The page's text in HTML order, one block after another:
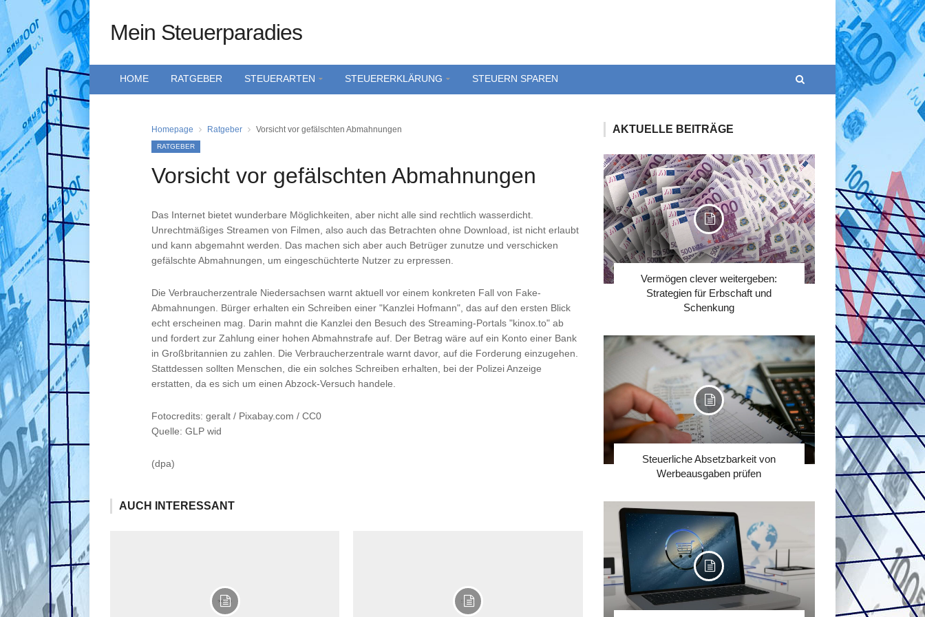
Mein Steuerparadies
HOME RATGEBER STEUERARTEN STEUERERKLÄRUNG STEUERN SPAREN
Homepage Ratgeber Vorsicht vor gefälschten Abmahnungen
RATGEBER
Vorsicht vor gefälschten Abmahnungen
Das Internet bietet wunderbare Möglichkeiten, aber nicht alle sind rechtlich wasserdicht.
Unrechtmäßiges Streamen von Filmen, also auch das Betrachten ohne Download, ist nicht erlaubt
und kann abgemahnt werden. Das machen sich aber auch Betrüger zunutze und verschicken
gefälschte Abmahnungen, um eingeschüchterte Nutzer zu erpressen.
Die Verbraucherzentrale Niedersachsen warnt aktuell vor einem konkreten Fall von Fake-
Abmahnungen. Bürger erhalten ein Schreiben einer "Kanzlei Hofmann", das auf den ersten Blick
echt erscheinen mag. Darin mahnt die Kanzlei den Besuch des Streaming-Portals "kinox.to" ab
und fordert zur Zahlung einer hohen Abmahnstrafe auf. Der Betrag wäre auf ein Konto einer Bank
in Großbritannien zu zahlen. Die Verbraucherzentrale warnt davor, auf die Forderung einzugehen.
Stattdessen sollten Menschen, die ein solches Schreiben erhalten, bei der Polizei Anzeige
erstatten, da es sich um einen Abzock-Versuch handele.
Fotocredits: geralt / Pixabay.com / CC0
Quelle: GLP wid
(dpa)
AUCH INTERESSANT
AKTUELLE BEITRÄGE
Vermögen clever weitergeben:
Strategien für Erbschaft und
Schenkung
Steuerliche Absetzbarkeit von
Werbeausgaben prüfen